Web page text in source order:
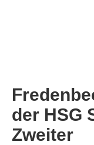
der HSG
Zweiter